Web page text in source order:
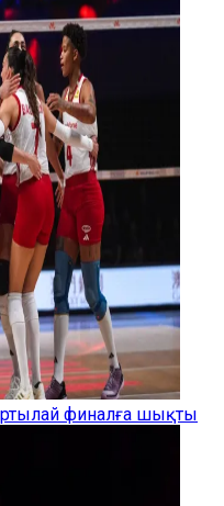
финалға шықты